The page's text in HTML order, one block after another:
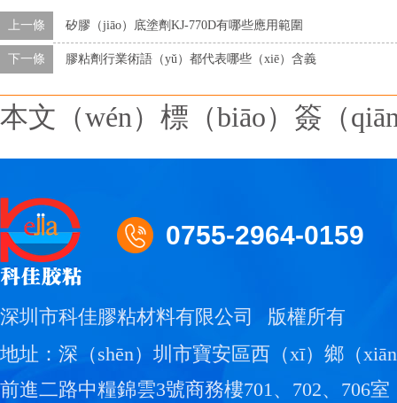
上一條 矽膠（jiāo）底塗劑KJ-770D有哪些應用範圍
下一條 膠粘劑行業術語（yǔ）都代表哪些（xiē）含義
本文（wén）標（biāo）簽（
0755-2964-0159
深圳市科佳膠粘材料有限公司
版權所有
地址：深（shēn）圳市寶安區西（xī）鄉（
前進二路中糧錦雲3號商務樓701、702、706室